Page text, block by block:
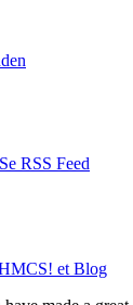
Se RSS Feed
et Blog